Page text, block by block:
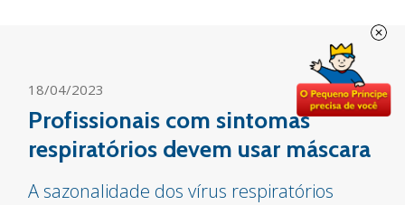
18/04/2023
Profissionais com sintomas
respiratórios devem usar máscara
A sazonalidade dos vírus respiratórios